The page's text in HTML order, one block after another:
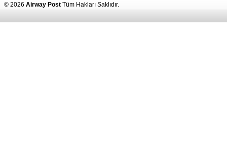
© 2026 Airway Post Tüm Hakları Saklıdır.